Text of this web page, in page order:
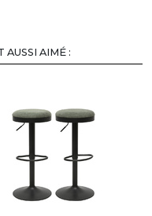
AUSSI AIMÉ :